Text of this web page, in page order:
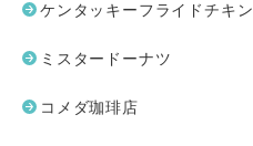
ケンタッキーフライドチキン
ミスタードーナツ
コメダ珈琲店